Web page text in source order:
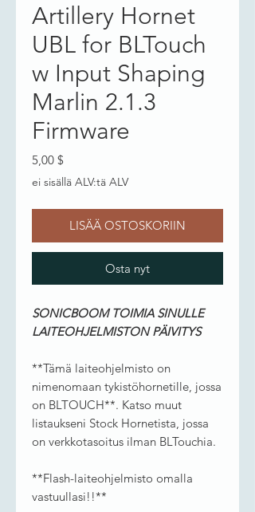
Artillery Hornet
UBL for BLTouch
w Input Shaping
Marlin 2.1.3
Firmware
5,00 $
ei sisällä ALV:tä ALV
LISÄÄ OSTOSKORIIN
Osta nyt
SONICBOOM TOIMIA SINULLE
LAITEOHJELMISTON PÄIVITYS
**Tämä laiteohjelmisto on
nimenomaan tykistöhornetille, jossa
on BLTOUCH**. Katso muut
listaukseni Stock Hornetista, jossa
on verkkotasoitus ilman BLTouchia.
**Flash-laiteohjelmisto omalla
vastuullasi!!**